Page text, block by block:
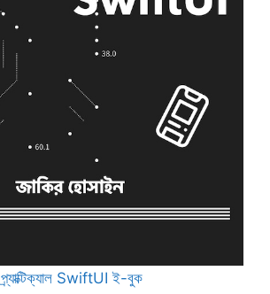
প্র্যাক্টিক্যাল SwiftUI ই-বুক